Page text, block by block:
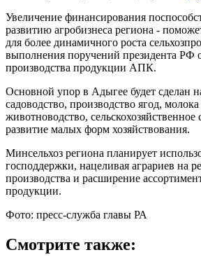
Увеличение финансирования
развитию агробизнеса региона -
для более динамичного роста
выполнения поручений президента РФ
производства продукции АПК.
Основной упор в Адыгее будет сделан
садоводство, производство ягод,
животноводство, сельскохозяйственное
развитие малых форм хозяйствования.
Минсельхоз региона планирует
господдержки, нацеливая аграриев на
производства и расширение
продукции.
Фото: пресс-служба главы РА
Смотрите также: